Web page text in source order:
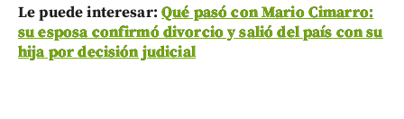
Le puede interesar: Qué pasó con Mario Cimarro:
su esposa confirmó divorcio y salió del país con su
hija por decisión judicial